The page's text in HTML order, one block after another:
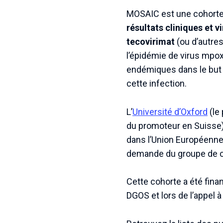
MOSAIC est une
résultats cliniques et
tecovirimat (ou
l’épidémie de virus
endémiques dans le
cette infection.
L’Université d’Oxford (le
du promoteur en Suisse)
dans l’Union
demande du groupe de
Cette cohorte a été
DGOS et lors de l’appel